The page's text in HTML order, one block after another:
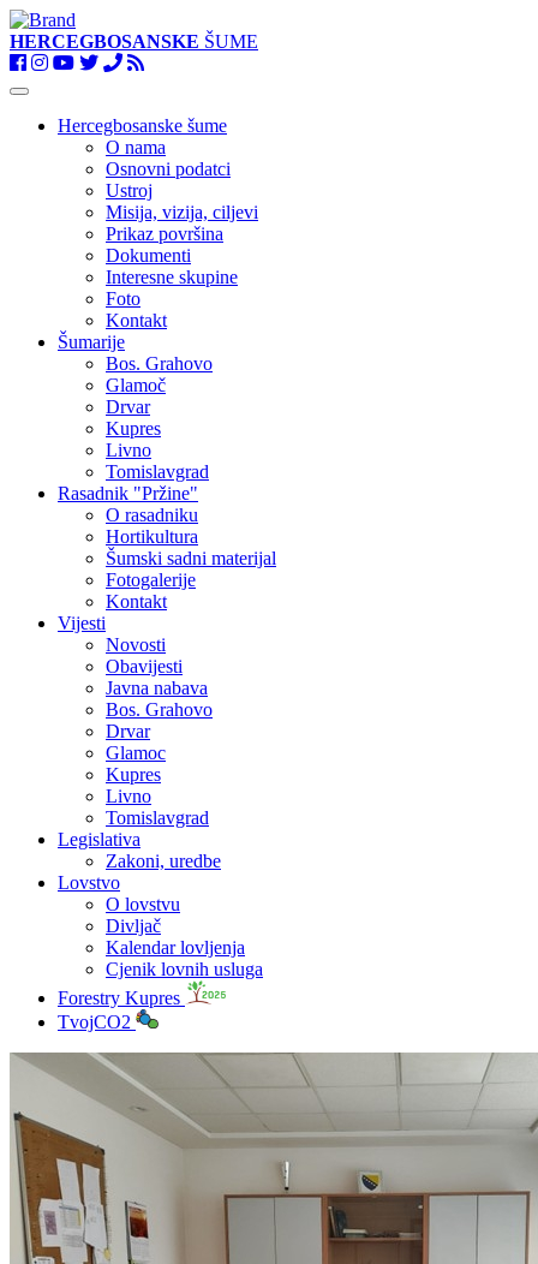
HERCEGBOSANSKE ŠUME
Toggle
navigationHercegbosanske šume
O nama
Osnovni podatci
Ustroj
Misija, vizija, ciljevi
Prikaz površina
Dokumenti
Interesne skupine
Foto
Kontakt
Šumarije
Bos. Grahovo
Glamoč
Drvar
Kupres
Livno
Tomislavgrad
Rasadnik "Pržine"
O rasadniku
Hortikultura
Šumski sadni materijal
Fotogalerije
Kontakt
Vijesti
Novosti
Obavijesti
Javna nabava
Bos. Grahovo
Drvar
Glamoc
Kupres
Livno
Tomislavgrad
Legislativa
Zakoni, uredbe
Lovstvo
O lovstvu
Divljač
Kalendar lovljenja
Cjenik lovnih usluga
Forestry Kupres
TvojCO2